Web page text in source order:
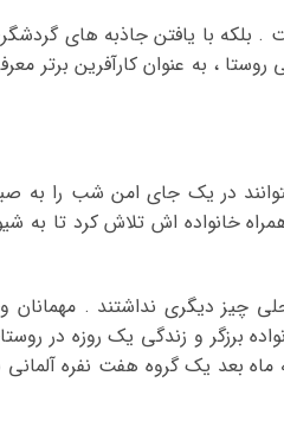
. بلکه با یافتن جاذبه های
، به عنوان کارآفرین برتر
در یک جای امن شب را به
خانواده اش تلاش کرد تا به
چیز دیگری نداشتند . مهمانان
برزگر و زندگی یک روزه در
بعد یک گروه ‌هفت‫ نفره آلمانی